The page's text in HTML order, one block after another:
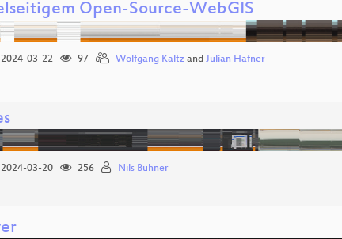
Open-Source-WebGIS
2024-03-22 97 Wolfgang Kaltzand Julian Hafner
2024-03-20 256 Nils Bühner